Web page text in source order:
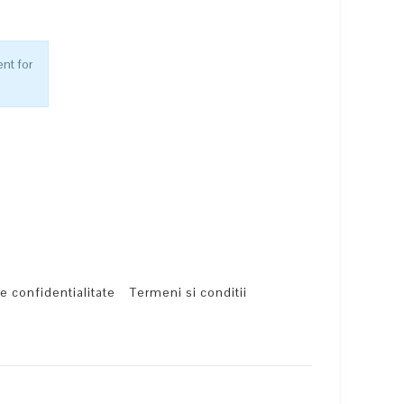
for
confidentialitate Termeni si conditii